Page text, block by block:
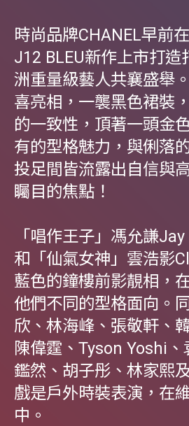
時尚品牌CHANEL早前
J12 BLEU新作上市打
洲重量級藝人共襄盛舉
喜亮相，一襲黑色裙裝
的一致性，頂著一頭金
有的型格魅力，與俐落
投足間皆流露出自信與
矚目的焦點！
「唱作王子」馮允謙
和「仙氣女神」雲浩影
藍色的鐘樓前影靚相，
他們不同的型格面向。
欣、林海峰、張敬軒、
陳偉霆、Tyson Yoshi
鑑然、胡子彤、林家熙
戲是戶外時裝表演，在
中。